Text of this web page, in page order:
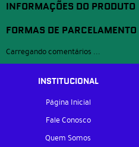
INFORMAÇÕES DO PRODUTO
FORMAS DE PARCELAMENTO
Carregando comentários ...
INSTITUCIONAL
Página Inicial
Fale Conosco
Quem Somos